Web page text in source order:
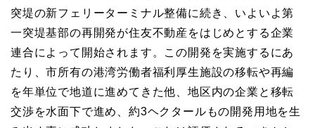
突堤の新フェリーターミナル整備に続き、いよいよ第
一突堤基部の再開発が住友不動産をはじめとする企業
連合によって開始されます。この開発を実施するにあ
たり、市所有の港湾労働者福利厚生施設の移転や再編
を年単位で地道に進めてきた他、地区内の企業と移転
交渉を水面下で進め、約3ヘクタールもの開発用地を生